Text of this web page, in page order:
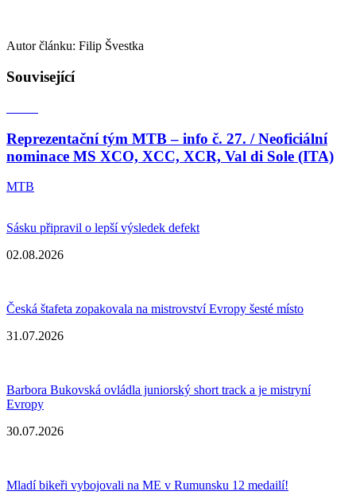
Autor článku: Filip Švestka
Související
Reprezentační tým MTB – info č. 27. / Neoficiální
nominace MS XCO, XCC, XCR, Val di Sole (ITA)
MTB
Sásku připravil o lepší výsledek defekt
02.08.2026
Česká štafeta zopakovala na mistrovství Evropy šesté místo
31.07.2026
Barbora Bukovská ovládla juniorský short track a je mistryní
Evropy
30.07.2026
Mladí bikeři vybojovali na ME v Rumunsku 12 medailí!